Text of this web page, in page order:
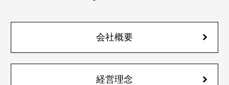
会社概要
経営理念